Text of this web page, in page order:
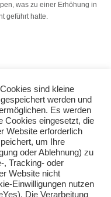
was zu einer Erhöhung in
geführt hatte.
oder Kollegen
sind kleine
werden und
Es werden
Cookies eingesetzt, die
Website erforderlich
um Ihre
oder Ablehnung) zu
, Tracking- oder
Website nicht
Einwilligungen nutzen
Die Verarbeitung